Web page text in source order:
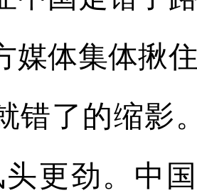
媒体集体揪
错了的缩影
头更劲。中